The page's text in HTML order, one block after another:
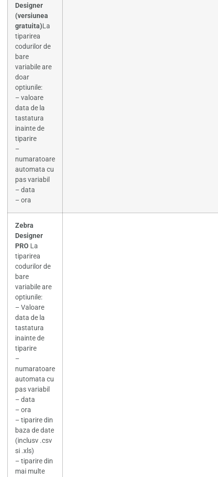
Designer
(versiunea
gratuita)La
tiparirea
codurilor de
bare
variabile are
doar
optiunile:
– valoare
data de la
tastatura
inainte de
tiparire
–
numaratoare
automata cu
pas variabil
– data
– ora
Zebra
Designer
PRO La
tiparirea
codurilor de
bare
variabile are
optiunile:
– Valoare
data de la
tastatura
inainte de
tiparire
–
numaratoare
automata cu
pas variabil
– data
– ora
– tiparire din
baza de date
(inclusv .csv
si .xls)
– tiparire din
mai multe